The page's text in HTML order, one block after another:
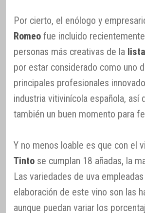
Por cierto, el enólogo y
Romeo fue incluido
personas más creativas de la
por estar considerado como uno
principales profesionales
industria vitivinícola española, así
también un buen momento para
Y no menos loable es que con el
Tinto se cumplan 18 añadas, la
Las variedades de uva
elaboración de este vino son las
aunque puedan variar los